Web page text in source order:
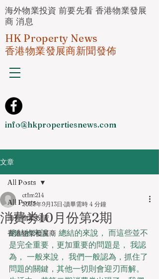
海外物業投資 前要先看 香港物業發展
商 消息
HK Property News
香港物業發展商新聞發佈
info@hkpropertiesnews.com
文章
All Posts
海外物業投資
香港物業發展商
All Posts
消費劵10月份第2期
ctfm214
2022年9月13日 讀畢需時 4 分鐘
總結的來說， 總結的來說， 而這些並不
是完全重要，更加重要的問題是， 我認
為， 一般來說， 我們一般認為，抓住了
問題的關鍵，其他一切則會迎刃而解。